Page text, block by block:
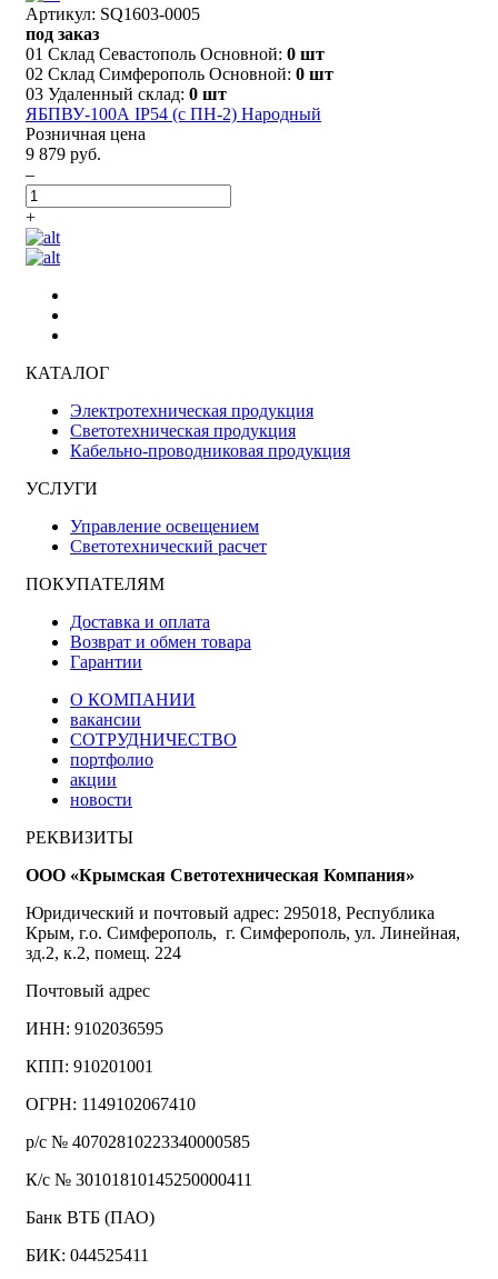
Артикул: SQ1603-0005
под заказ
01 Склад Севастополь Основной: 0 шт
02 Склад Симферополь Основной: 0 шт
03 Удаленный склад: 0 шт
ЯБПВУ-100А IP54 (с ПН-2) Народный
Розничная цена
9 879 руб.
–
+
КАТАЛОГ
Электротехническая продукция
Светотехническая продукция
Кабельно-проводниковая продукция
УСЛУГИ
Управление освещением
Светотехнический расчет
ПОКУПАТЕЛЯМ
Доставка и оплата
Возврат и обмен товара
Гарантии
О КОМПАНИИ
вакансии
СОТРУДНИЧЕСТВО
портфолио
акции
новости
РЕКВИЗИТЫ
ООО «Крымская Светотехническая Компания»
Юридический и почтовый адрес: 295018, Республика
Крым, г.о. Симферополь, г. Симферополь, ул. Линейная,
зд.2, к.2, помещ. 224
Почтовый адрес
ИНН: 9102036595
КПП: 910201001
ОГРН: 1149102067410
р/с № 40702810223340000585
К/с № 30101810145250000411
Банк ВТБ (ПАО)
БИК: 044525411